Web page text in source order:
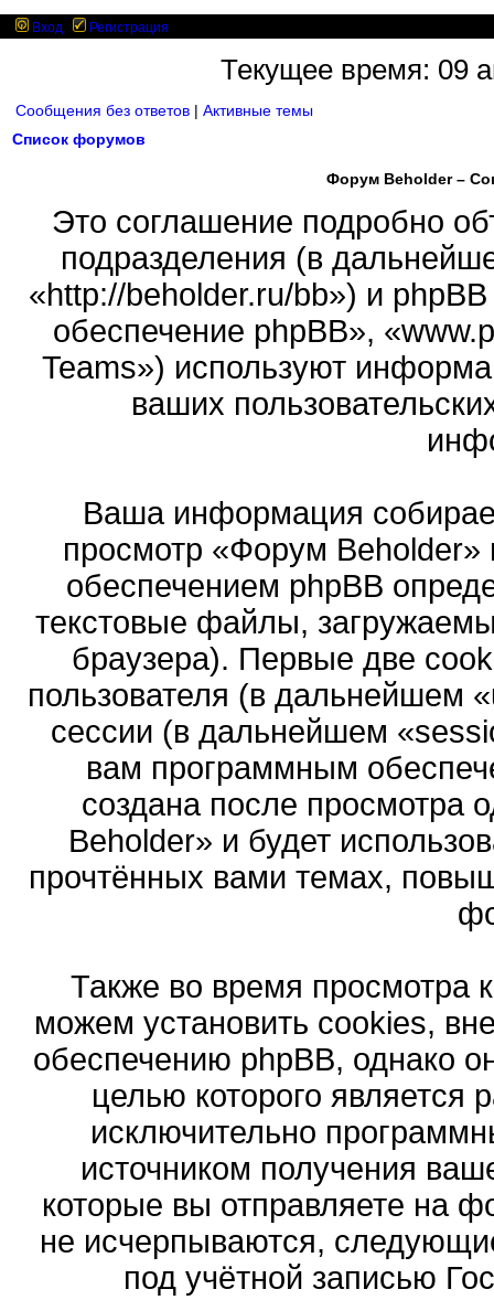
Вход Регистрация
Текущее время: 09
Сообщения без ответов | Активные темы
Список форумов
Форум Beholder –
Это соглашение подробно
подразделения (в
«http://beholder.ru/bb») и
обеспечение phpBB»,
Teams») используют
ваших
Ваша информация
просмотр «Форум
обеспечением phpBB
текстовые файлы,
браузера). Первые две
пользователя (в дальнейшем
сессии (в дальнейшем
вам программным
создана после просмотра
Beholder» и будет
прочтённых вами темах,
Также во время
можем установить cookies,
обеспечению phpBB, однако
целью которого является
исключительно
источником получения
которые вы отправляете на
не исчерпываются,
под учётной записью